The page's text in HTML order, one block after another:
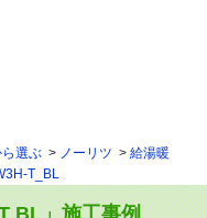
ら選ぶ ノーリツ
給湯暖
T_BL
BL」施工事例